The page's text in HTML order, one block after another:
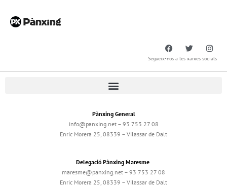
Segueix-nos a les xarxes socials
Pànxing General
info@panxing.net – 93 753 27 08
Enric Morera 25, 08339 – Vilassar de Dalt
Delegació Pànxing Maresme
maresme@panxing.net – 93 753 27 08
Enric Morera 25, 08339 – Vilassar de Dalt